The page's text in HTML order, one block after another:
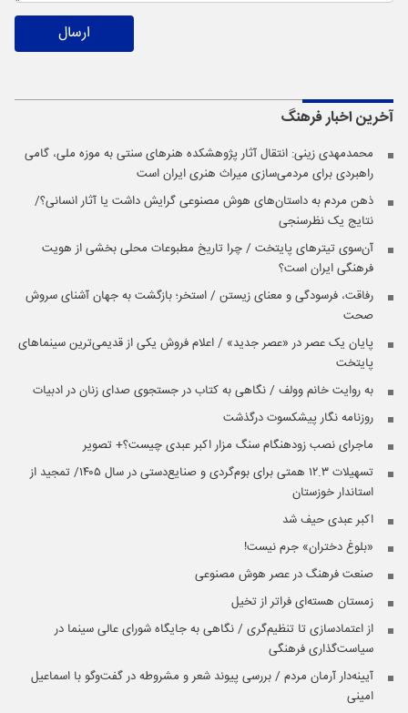
ارسال
آخرین اخبارفرهنگ
محمدمهدی زینی: انتقال آثار پژوهشکده هنرهای سنتی به موزه ملی، گامی
راهبردی برای مردمی‌سازی میراث هنری ایران است
ذهن مردم به داستان‌های هوش مصنوعی گرایش داشت یا آثار انسانی؟/
نتایج یک نظرسنجی
آن‌سوی تیترهای پایتخت / چرا تاریخ مطبوعات محلی بخشی از هویت
فرهنگی ایران است؟
رفاقت، فرسودگی و معنای زیستن / استخر؛ بازگشت به جهان آشنای سروش
صحت
پایان یک عصر در «عصر جدید» / اعلام فروش یکی از قدیمی‌ترین سینماهای
پایتخت
به روایت خانم وولف / نگاهی به کتاب در جستجوی صدای زنان در ادبیات
روزنامه نگار پیشکسوت درگذشت
ماجرای نصب زودهنگام سنگ مزار اکبر عبدی چیست؟+ تصویر
تسهیلات ۱۲.۳ همتی برای بوم‌گردی و صنایع‌دستی در سال ۱۴۰۵/ تمجید از
استاندار خوزستان
اکبر عبدی حیف شد
«بلوغ دختران» جرم نیست!
صنعت فرهنگ در عصر هوش مصنوعی
زمستان هسته‌ای فراتر از تخیل
از اعتمادسازی تا تنظیم‌گری / نگاهی به جایگاه شورای عالی سینما در
سیاست‌گذاری فرهنگی
آیینه‌‌دار آرمان مردم / بررسی پیوند شعر و مشروطه در گفت‌‌وگو با اسماعیل
امینی